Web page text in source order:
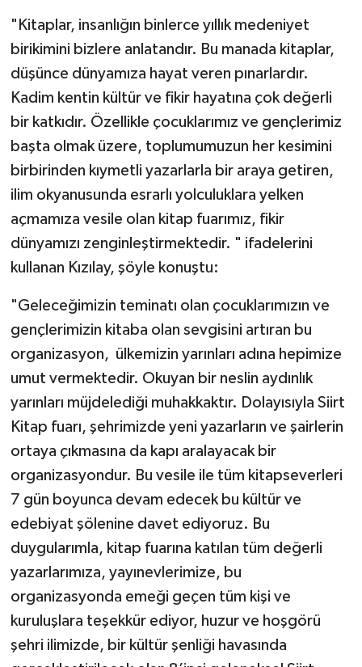
"Kitaplar, insanlığın binlerce yıllık medeniyet
birikimini bizlere anlatandır. Bu manada kitaplar,
düşünce dünyamıza hayat veren pınarlardır.
Kadim kentin kültür ve fikir hayatına çok değerli
bir katkıdır. Özellikle çocuklarımız ve gençlerimiz
başta olmak üzere, toplumumuzun her kesimini
birbirinden kıymetli yazarlarla bir araya getiren,
ilim okyanusunda esrarlı yolculuklara yelken
açmamıza vesile olan kitap fuarımız, fikir
dünyamızı zenginleştirmektedir. " ifadelerini
kullanan Kızılay, şöyle konuştu:
"Geleceğimizin teminatı olan çocuklarımızın ve
gençlerimizin kitaba olan sevgisini artıran bu
organizasyon, ülkemizin yarınları adına hepimize
umut vermektedir. Okuyan bir neslin aydınlık
yarınları müjdelediği muhakkaktır. Dolayısıyla Siirt
Kitap fuarı, şehrimizde yeni yazarların ve şairlerin
ortaya çıkmasına da kapı aralayacak bir
organizasyondur. Bu vesile ile tüm kitapseverleri
7 gün boyunca devam edecek bu kültür ve
edebiyat şölenine davet ediyoruz. Bu
duygularımla, kitap fuarına katılan tüm değerli
yazarlarımıza, yayınevlerimize, bu
organizasyonda emeği geçen tüm kişi ve
kuruluşlara teşekkür ediyor, huzur ve hoşgörü
şehri ilimizde, bir kültür şenliği havasında